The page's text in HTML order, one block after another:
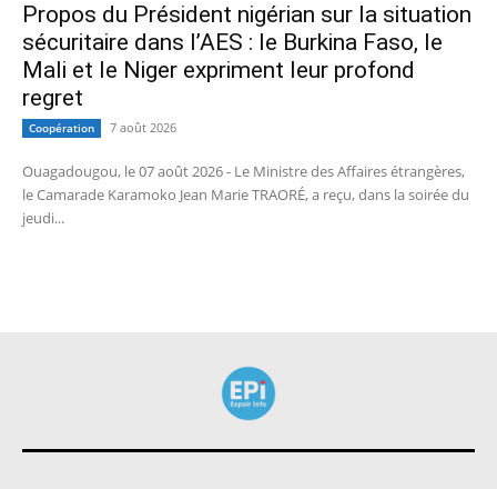
Propos du Président nigérian sur la situation
sécuritaire dans l’AES : le Burkina Faso, le
Mali et le Niger expriment leur profond
regret
Coopération 7 août 2026
Ouagadougou, le 07 août 2026 - Le Ministre des Affaires étrangères,
le Camarade Karamoko Jean Marie TRAORÉ, a reçu, dans la soirée du
jeudi...